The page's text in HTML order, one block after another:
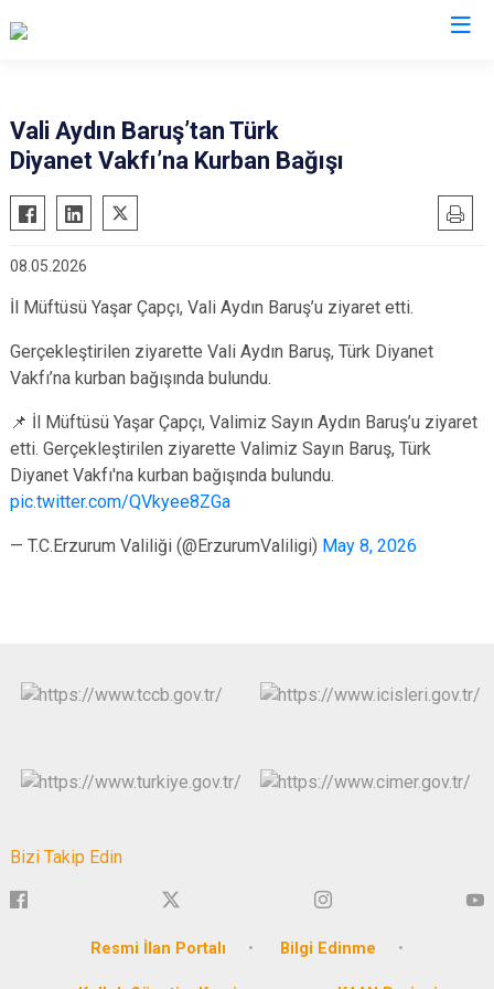
Vali Aydın Baruş’tan Türk
Diyanet Vakfı’na Kurban Bağışı
08.05.2026
İl Müftüsü Yaşar Çapçı, Vali Aydın Baruş’u ziyaret etti.
Gerçekleştirilen ziyarette Vali Aydın Baruş, Türk Diyanet
Vakfı’na kurban bağışında bulundu.
📌 İl Müftüsü Yaşar Çapçı, Valimiz Sayın Aydın Baruş’u ziyaret
etti. Gerçekleştirilen ziyarette Valimiz Sayın Baruş, Türk
Diyanet Vakfı'na kurban bağışında bulundu.
pic.twitter.com/QVkyee8ZGa
— T.C.Erzurum Valiliği (@ErzurumValiligi) May 8, 2026
Bizi Takip Edin
Resmi İlan Portalı Bilgi Edinme